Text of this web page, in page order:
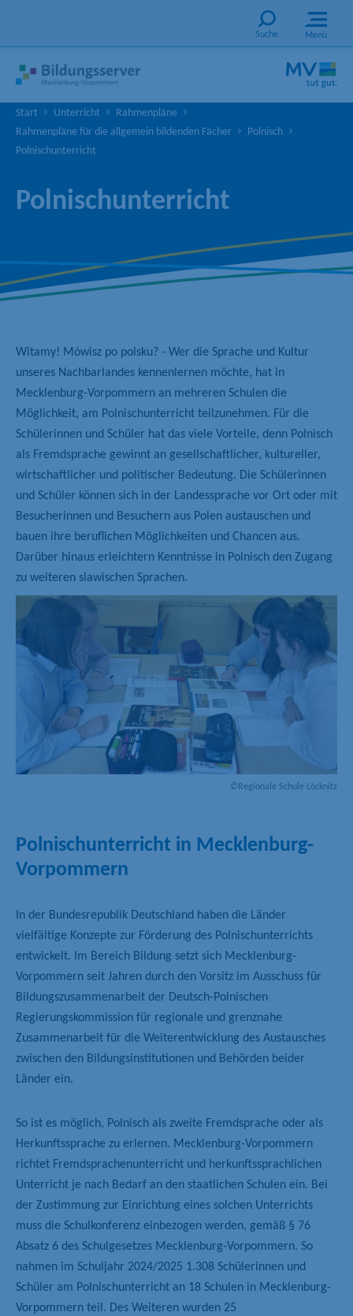
Suche Menü
Start Unterricht
Rahmenpläne
Rahmenpläne für die allgemein bildenden Fächer
Polnisch
Polnischunterricht
Polnischunterricht
Witamy! Mówisz po polsku? - Wer die Sprache und Kultur
unseres Nachbarlandes kennenlernen möchte, hat in
Mecklenburg-Vorpommern an mehreren Schulen die
Möglichkeit, am Polnischunterricht teilzunehmen. Für die
Schülerinnen und Schüler hat das viele Vorteile, denn Polnisch
als Fremdsprache gewinnt an gesellschaftlicher, kultureller,
wirtschaftlicher und politischer Bedeutung. Die Schülerinnen
und Schüler können sich in der Landessprache vor Ort oder mit
Besucherinnen und Besuchern aus Polen austauschen und
bauen ihre beruflichen Möglichkeiten und Chancen aus.
Darüber hinaus erleichtern Kenntnisse in Polnisch den Zugang
zu weiteren slawischen Sprachen.
©Regionale Schule Löcknitz
Polnischunterricht in Mecklenburg-
Vorpommern
In der Bundesrepublik Deutschland haben die Länder
vielfältige Konzepte zur Förderung des Polnischunterrichts
entwickelt. Im Bereich Bildung setzt sich Mecklenburg-
Vorpommern seit Jahren durch den Vorsitz im Ausschuss für
Bildungszusammenarbeit der Deutsch-Polnischen
Regierungskommission für regionale und grenznahe
Zusammenarbeit für die Weiterentwicklung des Austausches
zwischen den Bildungsinstitutionen und Behörden beider
Länder ein.
So ist es möglich, Polnisch als zweite Fremdsprache oder als
Herkunftssprache zu erlernen. Mecklenburg-Vorpommern
richtet Fremdsprachenunterricht und herkunftssprachlichen
Unterricht je nach Bedarf an den staatlichen Schulen ein. Bei
der Zustimmung zur Einrichtung eines solchen Unterrichts
muss die Schulkonferenz einbezogen werden, gemäß § 76
Absatz 6 des Schulgesetzes Mecklenburg-Vorpommern. So
nahmen im Schuljahr 2024/2025 1.308 Schülerinnen und
Schüler am Polnischunterricht an 18 Schulen in Mecklenburg-
Vorpommern teil. Des Weiteren wurden 25